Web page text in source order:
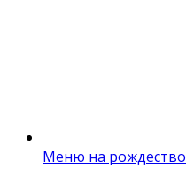
Меню на рождество